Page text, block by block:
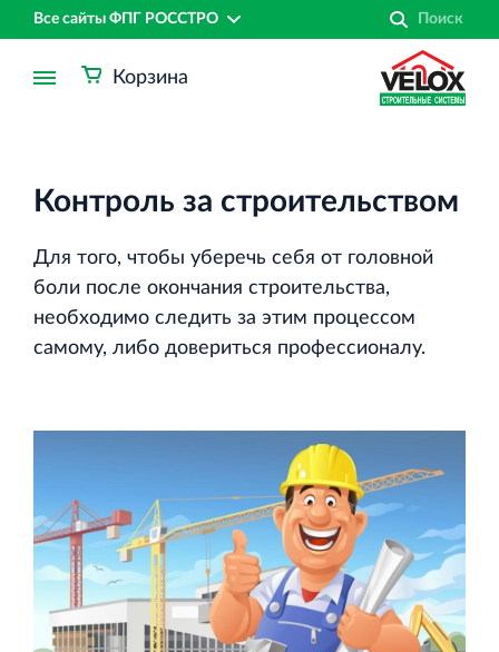
Все сайты ФПГ РОССТРО
Финансово‐промышленная группа РОССТРО
Аренда недвижимости в Санкт‐Петербурге
и Ленинградской области
Корзина
Контроль за строительством
Для того, чтобы уберечь себя от головной
боли после окончания строительства,
необходимо следить за этим процессом
самому, либо довериться профессионалу.